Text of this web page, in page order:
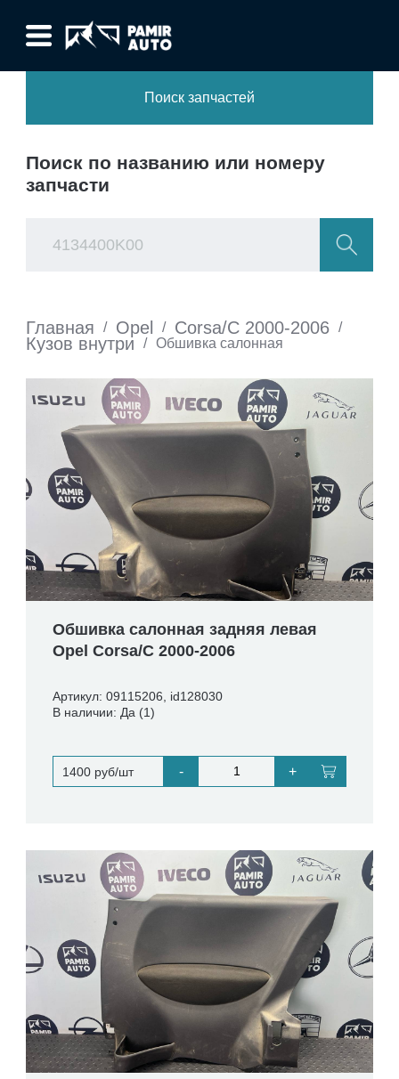
Поиск запчастей
Поиск по названию или номеру
запчасти
Главная / Opel / Corsa/C 2000-2006 /
Кузов внутри / Обшивка салонная
Обшивка салонная задняя левая
Opel Corsa/C 2000-2006
Артикул: 09115206, id128030
В наличии: Да (1)
1400 руб/шт - +